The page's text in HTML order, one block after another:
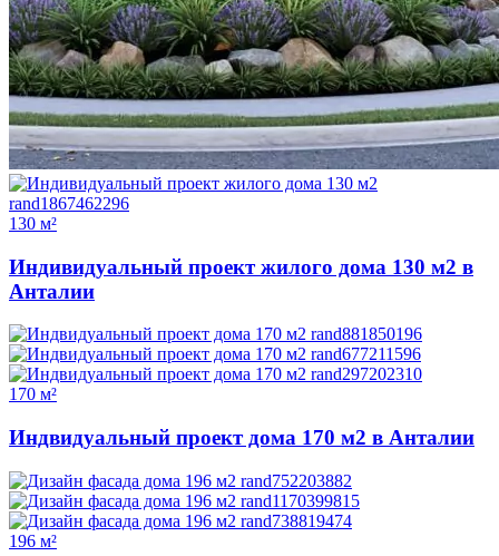
130 м²
Индивидуальный проект жилого дома 130 м2 в
Анталии
170 м²
Индвидуальный проект дома 170 м2 в Анталии
196 м²